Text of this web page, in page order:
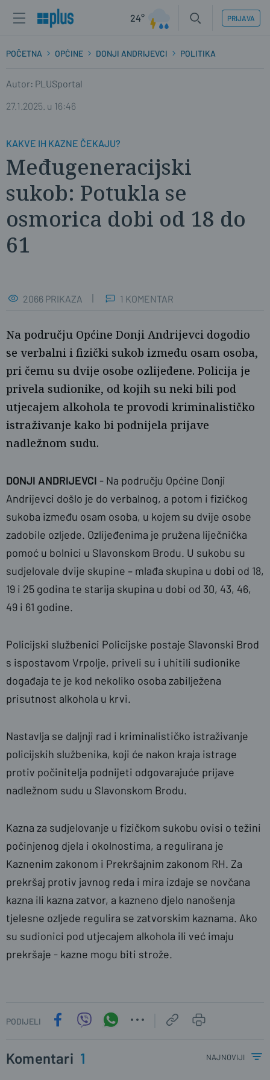
24° PRIJAVA
POČETNA OPĆINE DONJI ANDRIJEVCI POLITIKA
Autor: PLUSportal
27.1.2025. u 16:46
KAKVE IH KAZNE ČEKAJU?
Međugeneracijski
sukob: Potukla se
osmorica dobi od 18 do
61
2066 PRIKAZA 1 KOMENTAR
Na području Općine Donji Andrijevci dogodio
se verbalni i fizički sukob između osam osoba,
pri čemu su dvije osobe ozlijeđene. Policija je
privela sudionike, od kojih su neki bili pod
utjecajem alkohola te provodi kriminalističko
istraživanje kako bi podnijela prijave
nadležnom sudu.
DONJI ANDRIJEVCI - Na području Općine Donji
Andrijevci došlo je do verbalnog, a potom i fizičkog
sukoba između osam osoba, u kojem su dvije osobe
zadobile ozljede. Ozlijeđenima je pružena liječnička
pomoć u bolnici u Slavonskom Brodu. U sukobu su
sudjelovale dvije skupine – mlađa skupina u dobi od 18,
19 i 25 godina te starija skupina u dobi od 30, 43, 46,
49 i 61 godine.
Policijski službenici Policijske postaje Slavonski Brod
s ispostavom Vrpolje, priveli su i uhitili sudionike
događaja te je kod nekoliko osoba zabilježena
prisutnost alkohola u krvi.
Nastavlja se daljnji rad i kriminalističko istraživanje
policijskih službenika, koji će nakon kraja istrage
protiv počinitelja podnijeti odgovarajuće prijave
nadležnom sudu u Slavonskom Brodu.
Kazna za sudjelovanje u fizičkom sukobu ovisi o težini
počinjenog djela i okolnostima, a regulirana je
Kaznenim zakonom i Prekršajnim zakonom RH. Za
prekršaj protiv javnog reda i mira izdaje se novčana
kazna ili kazna zatvor, a kazneno djelo nanošenja
tjelesne ozljede regulira se zatvorskim kaznama. Ako
su sudionici pod utjecajem alkohola ili već imaju
prekršaje - kazne mogu biti strože.
PODIJELI
Komentari 1 najnoviji